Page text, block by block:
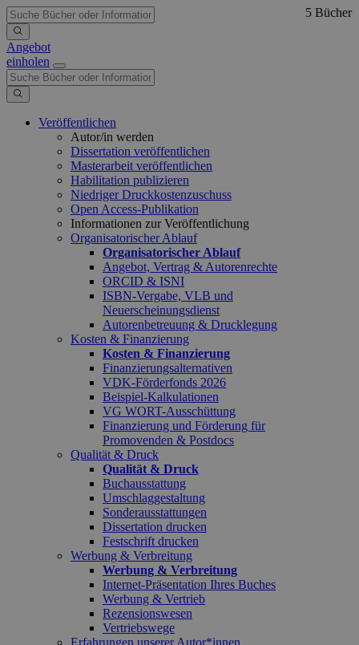
Angebot
einholen
Veröffentlichen
Autor/in werden
Dissertation veröffentlichen
Masterarbeit veröffentlichen
Habilitation publizieren
Niedriger Druckkostenzuschuss
Open Access-Publikation
Informationen zur Veröffentlichung
Organisatorischer Ablauf
Organisatorischer Ablauf
Angebot, Vertrag & Autorenrechte
ORCID & ISNI
ISBN-Vergabe, VLB und
Neuerscheinungsdienst
Autorenbetreuung & Drucklegung
Kosten & Finanzierung
Kosten & Finanzierung
Finanzierungsalternativen
VDK-Förderfonds 2026
Beispiel-Kalkulationen
VG WORT-Ausschüttung
Finanzierung und Förderung für
Promovenden & Postdocs
Qualität & Druck
Qualität & Druck
Buchausstattung
Umschlaggestaltung
Sonderausstattungen
Dissertation drucken
Festschrift drucken
Werbung & Verbreitung
Werbung & Verbreitung
Internet-Präsentation Ihres Buches
Werbung & Vertrieb
Rezensionswesen
Vertriebswege
Erfahrungen unserer Autor*innen
5 Bücher